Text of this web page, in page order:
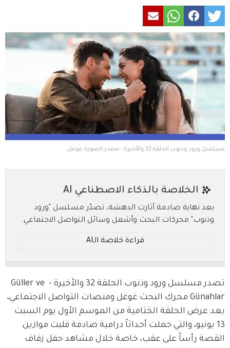
مسلسل ورود وذنوب الحلقة 32 والأخيرة - مصدر الصورة غوغل
الخلاصة بالذكاء الاصطناعي AI
بعد نهاية صادمة أثارت الدهشة، تصدّر مسلسل "ورود
وذنوب" محركات البحث وأشعل وسائل التواصل الاجتماعي.
المحبوبة توازنها، أم أن الغموض سيظل سائدًا؟
* ملخص بالـ AI.. يُرجى الرجوع إلى النص الأصلي للتفاصيل.
قراءة خلاصة الـAI
تصدر مسلسل ورود وذنوب الحلقة 32 والأخيرة - Güller ve
Günahlar محرك البحث غوغل ومنصات التواصل الاجتماعي،
بعد عرض الحلقة الختامية من الموسم الأول يوم السبت
13 يونيو، والتي حملت أحداثاً درامية صادمة قلبت موازين
القصة رأساً على عقب، خاصة خلال مشاهد حفل زفاف